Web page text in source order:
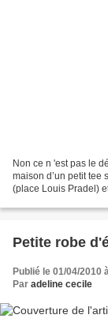
Non ce n 'est pas le
maison d’un petit tee
(place Louis Pradel)
Petite robe
Publié le 01/04/2010
Par adeline cecile